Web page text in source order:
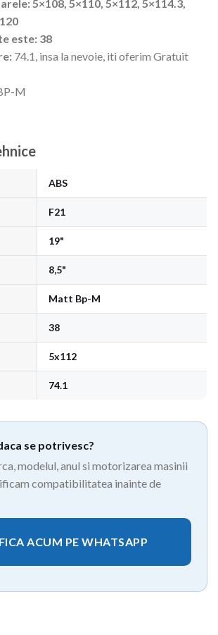
5×108, 5×110, 5×112, 5×114.3,
este: 38
74.1, insa la nevoie, iti oferim Gratuit
M
ABS
F21
19"
8,5"
Matt Bp-M
38
5x112
74.1
se potrivesc?
modelul, anul si motorizarea masinii
compatibilitatea inainte de
ACUM PE WHATSAPP